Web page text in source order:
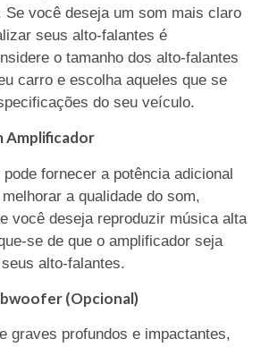
Se você deseja um som mais claro
seus alto-falantes é
o tamanho dos alto-falantes
carro e escolha aqueles que se
do seu veículo.
Amplificador
fornecer a potência adicional
a qualidade do som,
você deseja reproduzir música alta
se de que o amplificador seja
alto-falantes.
(Opcional)
graves profundos e impactantes,